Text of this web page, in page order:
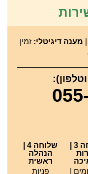
מענה דיגיטלי: זמין
|
שלוחה 4 |
הנהלה
ראשית
פניות